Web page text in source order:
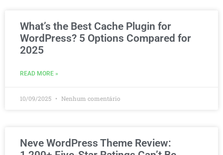
What’s the Best Cache Plugin for
WordPress? 5 Options Compared for
2025
READ MORE »
10/09/2025 Nenhum comentário
Neve WordPress Theme Review: